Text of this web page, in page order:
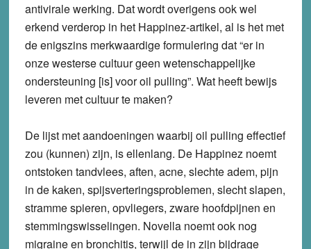
antivirale werking. Dat wordt overigens ook wel
erkend verderop in het Happinez-artikel, al is het met
de enigszins merkwaardige formulering dat “er in
onze westerse cultuur geen wetenschappelijke
ondersteuning [is] voor oil pulling”. Wat heeft bewijs
leveren met cultuur te maken?
De lijst met aandoeningen waarbij oil pulling effectief
zou (kunnen) zijn, is ellenlang. De Happinez noemt
ontstoken tandvlees, aften, acne, slechte adem, pijn
in de kaken, spijsverteringsproblemen, slecht slapen,
stramme spieren, opvliegers, zware hoofdpijnen en
stemmingswisselingen. Novella noemt ook nog
migraine en bronchitis, terwijl de in zijn bijdrage